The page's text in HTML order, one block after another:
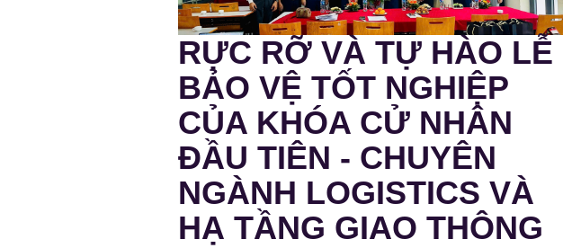
RỰC RỠ VÀ TỰ HÀO LỄ
BẢO VỆ TỐT NGHIỆP
CỦA KHÓA CỬ NHÂN
ĐẦU TIÊN - CHUYÊN
NGÀNH LOGISTICS VÀ
HẠ TẦNG GIAO THÔNG